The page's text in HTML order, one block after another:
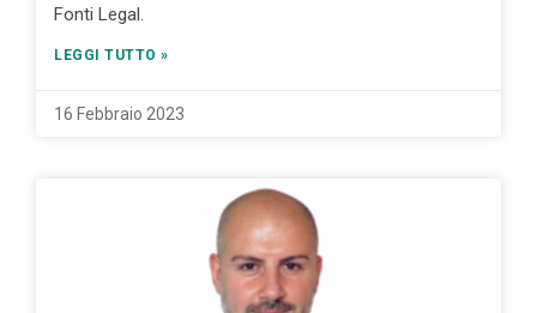
Fonti Legal.
LEGGI TUTTO »
16 Febbraio 2023